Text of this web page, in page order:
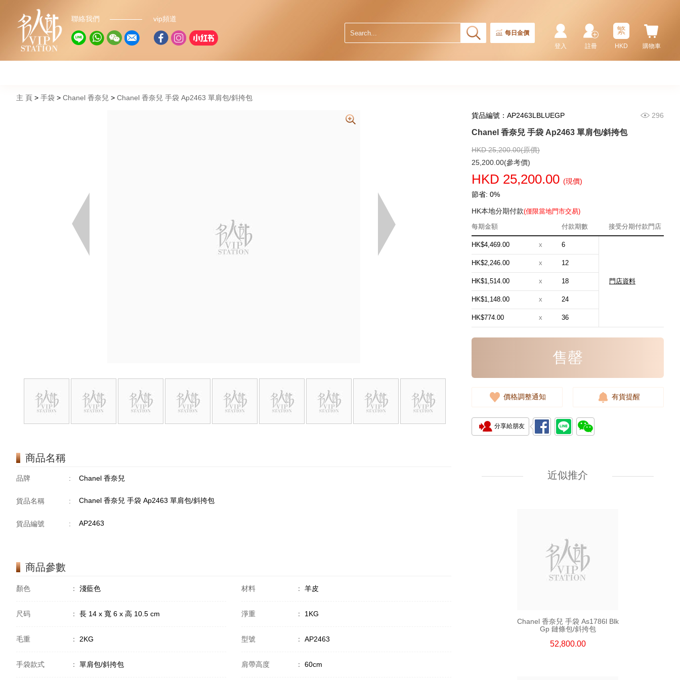
聯絡我們 vip頻道
每日金價
購物車
繁
HKD
註冊
登入
主 頁 手袋 Chanel 香奈兒 Chanel 香奈兒 手袋 Ap2463 單肩包/斜挎包
商品名稱
品牌 : Chanel 香奈兒
貨品名稱 : Chanel 香奈兒 手袋 Ap2463 單肩包/斜挎包
貨品編號 : AP2463
商品參數
顏色 ： 淺藍色 材料 ： 羊皮
尺码 ： 長 14 x 寬 6 x 高 10.5 cm 淨重 ： 1KG
毛重 ： 2KG 型號 ： AP2463
手袋款式 ： 單肩包/斜挎包 肩帶高度 ： 60cm
貨品編號：AP2463LBLUEGP 296
Chanel 香奈兒 手袋 Ap2463 單肩包/斜挎包
HKD 25,200.00(原價)
25,200.00(參考價)
HKD 25,200.00 (現價)
節省: 0%
HK本地分期付款(僅限當地門市交易)
每期金額
付款期數 接受分期付款門店
HK$4,469.00 x 6
門店資料
HK$2,246.00 x 12
HK$1,514.00 x 18
HK$1,148.00 x 24
HK$774.00 x 36
售罄
價格調整通知 有貨提醒
分享給朋友
近似推介
Chanel 香奈兒 手袋 Ap4936c Blk
Gp 單肩包/斜挎包
Chanel 香奈兒 手袋 As5293
58,800.00
54,800.00
Chanel 香奈兒 手袋 As1786l Blk
Gp 鏈條包/斜挎包
52,800.00